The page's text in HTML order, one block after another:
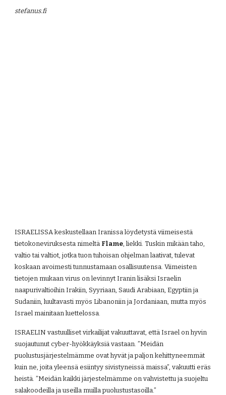
stefanus.fi
ISRAELISSA keskustellaan Iranissa löydetystä viimeisestä
tietokoneviruksesta nimeltä Flame, liekki. Tuskin mikään taho,
valtio tai valtiot, jotka tuon tuhoisan ohjelman laativat, tulevat
koskaan avoimesti tunnustamaan osallisuutensa. Viimeisten
tietojen mukaan virus on levinnyt Iranin lisäksi Israelin
naapurivaltioihin Irakiin, Syyriaan, Saudi Arabiaan, Egyptiin ja
Sudaniin, luultavasti myös Libanoniin ja Jordaniaan, mutta myös
Israel mainitaan luettelossa.
ISRAELIN vastuulliset virkailijat vakuuttavat, että Israel on hyvin
suojautunut cyber-hyökkäyksiä vastaan. ”Meidän
puolustusjärjestelmämme ovat hyvät ja paljon kehittyneemmät
kuin ne, joita yleensä esiintyy sivistyneissä maissa”, vakuutti eräs
heistä. ”Meidän kaikki järjestelmämme on vahvistettu ja suojeltu
salakoodeilla ja useilla muilla puolustustasoilla.”